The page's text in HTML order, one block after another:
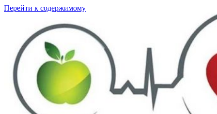
Перейти к содержимому